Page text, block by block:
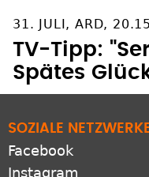
31. JULI, ARD,
TV-Tipp:
Spätes
SOZIALE
Facebook
Instagram